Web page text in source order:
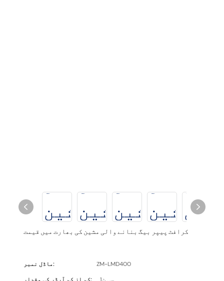
کرافٹ پیپر بیگ بنانے والی مشین کی بھارت میں قیمت
ماڈل نمبر:
ZM-LMD400